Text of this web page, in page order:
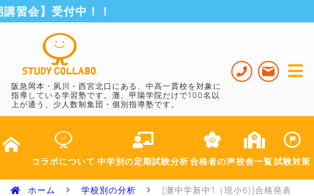
付中！！
阪急岡本・夙川・西宮北口にある、中高一貫校を対象に
指導している学習塾です。灘、甲陽学院だけで100名以
上が通う、少人数制集団・個別指導塾です。
コラボについて 中学別の定期試験分析 合格者の声校舎一覧 試験対策
ホーム 学校別の分析
[灘中学新中1（現小6)]合格発表